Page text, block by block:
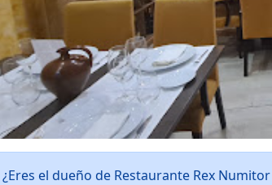
¿Eres el dueño de Restaurante Rex